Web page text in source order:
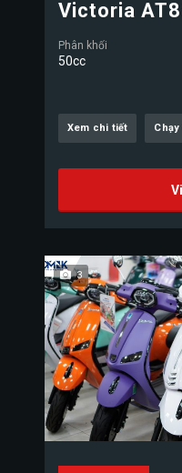
Victoria
Phân khối
50cc
Xem chi tiết
3